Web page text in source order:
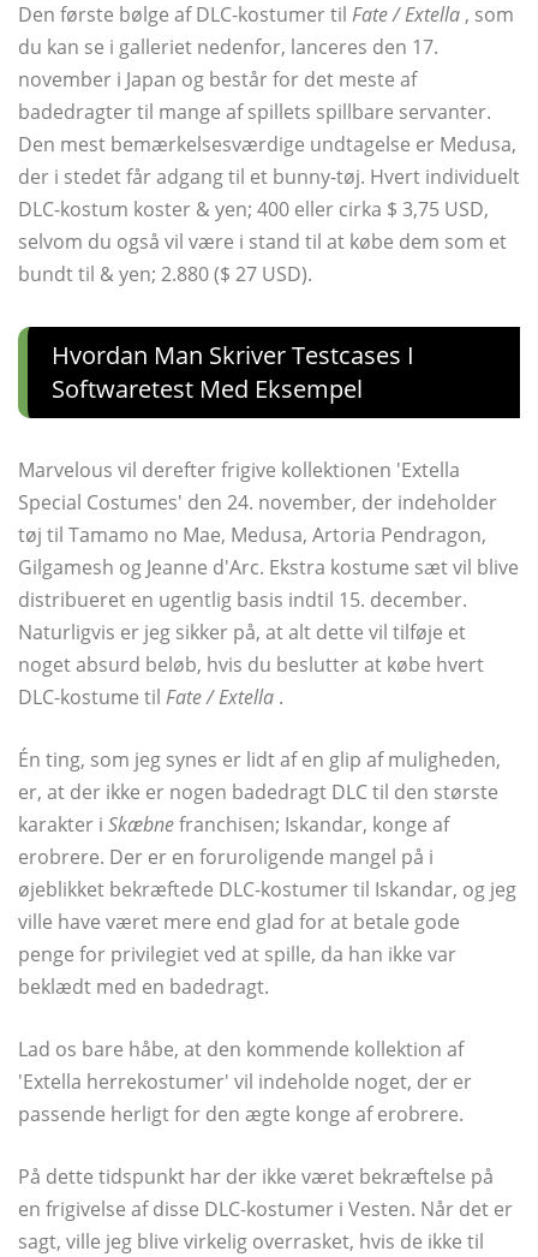
Den første bølge af DLC-kostumer til Fate / Extella , som
du kan se i galleriet nedenfor, lanceres den 17.
november i Japan og består for det meste af
badedragter til mange af spillets spillbare servanter.
Den mest bemærkelsesværdige undtagelse er Medusa,
der i stedet får adgang til et bunny-tøj. Hvert individuelt
DLC-kostum koster & yen; 400 eller cirka $ 3,75 USD,
selvom du også vil være i stand til at købe dem som et
bundt til & yen; 2.880 ($ 27 USD).
Hvordan Man Skriver Testcases I
Softwaretest Med Eksempel
Marvelous vil derefter frigive kollektionen 'Extella
Special Costumes' den 24. november, der indeholder
tøj til Tamamo no Mae, Medusa, Artoria Pendragon,
Gilgamesh og Jeanne d'Arc. Ekstra kostume sæt vil blive
distribueret en ugentlig basis indtil 15. december.
Naturligvis er jeg sikker på, at alt dette vil tilføje et
noget absurd beløb, hvis du beslutter at købe hvert
DLC-kostume til Fate / Extella .
Én ting, som jeg synes er lidt af en glip af muligheden,
er, at der ikke er nogen badedragt DLC til den største
karakter i Skæbnefranchisen; Iskandar, konge af
erobrere. Der er en foruroligende mangel på i
øjeblikket bekræftede DLC-kostumer til Iskandar, og jeg
ville have været mere end glad for at betale gode
penge for privilegiet ved at spille, da han ikke var
beklædt med en badedragt.
Lad os bare håbe, at den kommende kollektion af
'Extella herrekostumer' vil indeholde noget, der er
passende herligt for den ægte konge af erobrere.
På dette tidspunkt har der ikke været bekræftelse på
en frigivelse af disse DLC-kostumer i Vesten. Når det er
sagt, ville jeg blive virkelig overrasket, hvis de ikke til